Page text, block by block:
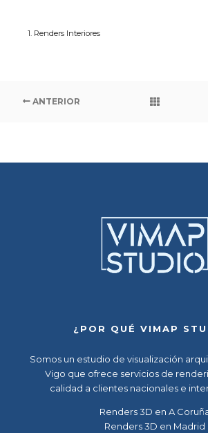
1. Renders Interiores
ANTERIOR
¿POR QUÉ VIMAP
Somos un estudio de visualización
Vigo que ofrece servicios de
calidad a clientes nacionales e
Renders 3D en A
Renders 3D en Madrid